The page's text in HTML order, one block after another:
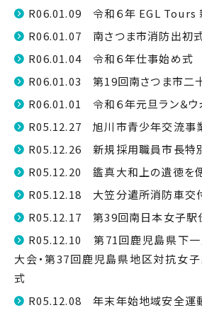
R06.01.09 令和６年 EGL Tours
R06.01.07 南さつま市消防出初
R06.01.04 令和６年仕事始め式
R06.01.03 第19回南さつま市二
R06.01.01 令和６年元旦ラン＆ウ
R05.12.27 旭川市青少年交流事
R05.12.26 新規採用職員市長特別
R05.12.20 鑑真大和上の遺徳を
R05.12.18 大笠分遣所消防車交
R05.12.17 第39回南日本女子駅
R05.12.10 第71回鹿児島県下
大会・第37回鹿児島県地区対抗女
式
R05.12.08 年末年始地域安全運